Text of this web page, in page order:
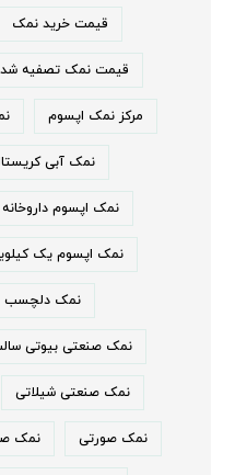
قیمت خرید نمک
قیمت نمک تصفیه
مرکز نمک اپسوم
نمک آبی
نمک اپسوم داروخانه
نمک اپسوم یک
نمک دلچسب
نمک صنعتی بیوتی
نمک صنعتی شیلاتی
نمک صورتی نمک